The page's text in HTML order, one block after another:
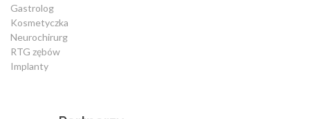
Gastrolog
Kosmetyczka
Neurochirurg
RTG zębów
Implanty